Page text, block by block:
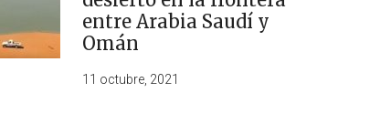
entre Arabia Saudí y
Omán
11 octubre, 2021